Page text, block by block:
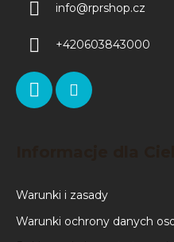
info@rprshop.cz
+420603843000
Warunki i zasady
Warunki ochrony danych